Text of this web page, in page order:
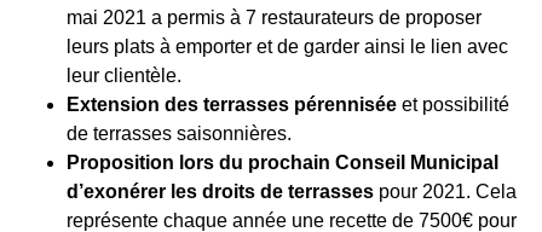
mai 2021 a permis à 7 restaurateurs de proposer
leurs plats à emporter et de garder ainsi le lien avec
leur clientèle.
Extension des terrasses pérennisée et possibilité
de terrasses saisonnières.
Proposition lors du prochain Conseil Municipal
d’exonérer les droits de terrasses pour 2021. Cela
représente chaque année une recette de 7500€ pour